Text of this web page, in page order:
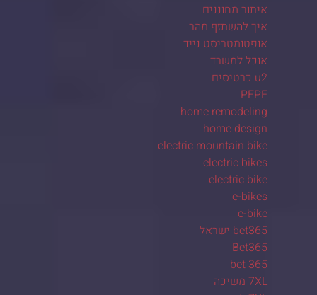
איתור מחוננים
איך להשתזף מהר
אופטומטריסט נייד
אוכל למשרד
u2 כרטיסים
PEPE
home remodeling
home design
electric mountain bike
electric bikes
electric bike
e-bikes
e-bike
bet365 ישראל
Bet365
bet 365
7XL משיכה